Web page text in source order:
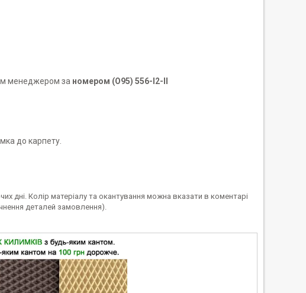
менеджером за номером (О95) 556-I2-II
до карпету.
дні. Колір матеріалу та окантування можна вказати в коментарі
деталей замовлення).